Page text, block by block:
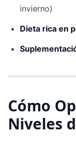
invierno)
Dieta rica en
Cómo
Niveles